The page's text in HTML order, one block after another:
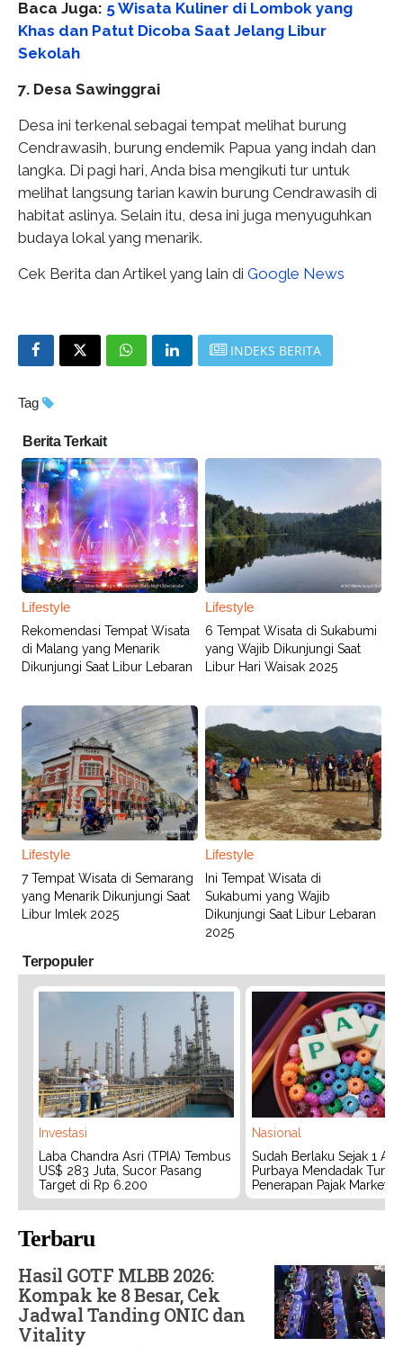
Baca Juga: 5 Wisata Kuliner di Lombok yang
Khas dan Patut Dicoba Saat Jelang Libur
Sekolah
7. Desa Sawinggrai
Desa ini terkenal sebagai tempat melihat burung
Cendrawasih, burung endemik Papua yang indah dan
langka. Di pagi hari, Anda bisa mengikuti tur untuk
melihat langsung tarian kawin burung Cendrawasih di
habitat aslinya. Selain itu, desa ini juga menyuguhkan
budaya lokal yang menarik.
Cek Berita dan Artikel yang lain di Google News
INDEKS BERITA
Tag
Berita Terkait
Lifestyle
Rekomendasi Tempat Wisata
di Malang yang Menarik
Dikunjungi Saat Libur Lebaran
Lifestyle
6 Tempat Wisata di Sukabumi
yang Wajib Dikunjungi Saat
Libur Hari Waisak 2025
Lifestyle
7 Tempat Wisata di Semarang
yang Menarik Dikunjungi Saat
Libur Imlek 2025
Lifestyle
Ini Tempat Wisata di
Sukabumi yang Wajib
Dikunjungi Saat Libur Lebaran
2025
Terpopuler
Investasi
Laba Chandra Asri (TPIA) Tembus
US$ 283 Juta, Sucor Pasang
Target di Rp 6.200
Nasional
Sudah Berlaku Sejak 1
Purbaya Mendadak Tunda
Penerapan Pajak
Terbaru
Hasil GOTF MLBB 2026:
Kompak ke 8 Besar, Cek
Jadwal Tanding ONIC dan
Vitality